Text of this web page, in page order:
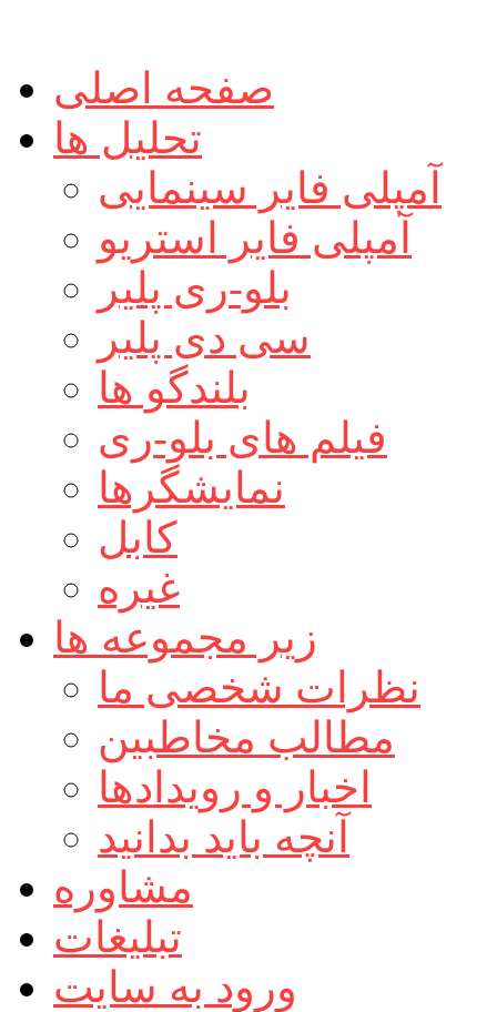
صفحه اصلی
تحلیل ها
آمپلی فایر سینمایی
آمپلی فایر استریو
بلو-ری پلیر
سی دی پلیر
بلندگو ها
فیلم های بلو-ری
نمایشگرها
کابل
غیره
زیر مجموعه ها
نظرات شخصی ما
مطالب مخاطبین
اخبار و رویدادها
آنچه باید بدانید
مشاوره
تبلیغات
ورود به سایت